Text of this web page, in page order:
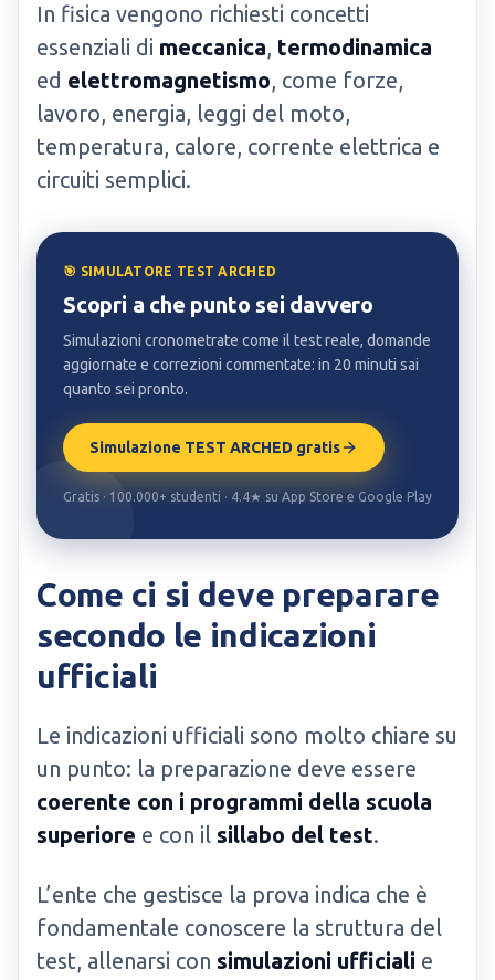
In fisica vengono richiesti concetti
essenziali di meccanica, termodinamica
ed elettromagnetismo, come forze,
lavoro, energia, leggi del moto,
temperatura, calore, corrente elettrica e
circuiti semplici.
🎯 SIMULATORE TEST ARCHED
Scopri a che punto sei davvero
Simulazioni cronometrate come il test reale, domande
aggiornate e correzioni commentate: in 20 minuti sai
quanto sei pronto.
Simulazione TEST ARCHED gratis
Gratis · 100.000+ studenti · 4.4★ su App Store e Google Play
Come ci si deve preparare
secondo le indicazioni
ufficiali
Le indicazioni ufficiali sono molto chiare su
un punto: la preparazione deve essere
coerente con i programmi della scuola
superiore e con il sillabo del test.
L’ente che gestisce la prova indica che è
fondamentale conoscere la struttura del
test, allenarsi con simulazioni ufficiali e